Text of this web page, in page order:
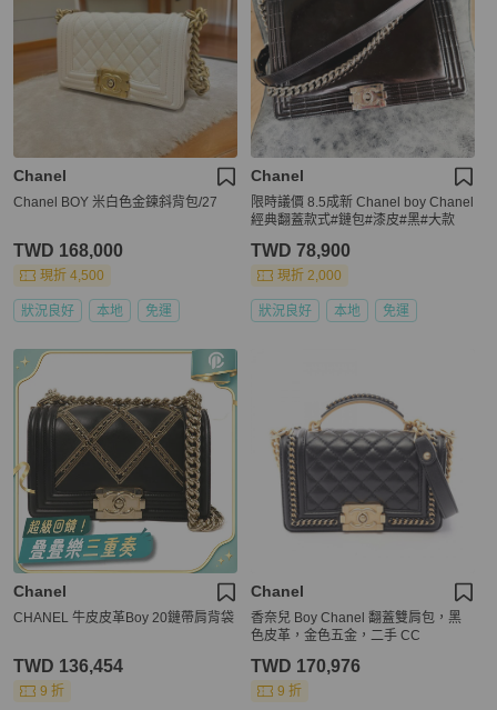
Chanel
Chanel BOY 米白色金鍊斜背包/27
TWD 168,000
現折 4,500
狀況良好 本地 免運
Chanel
限時議價 8.5成新 Chanel boy Chanel
經典翻蓋款式#鏈包#漆皮#黑#大款
TWD 78,900
現折 2,000
狀況良好 本地 免運
Chanel
CHANEL 牛皮皮革Boy 20鏈帶肩背袋
TWD 136,454
9 折
Chanel
香奈兒 Boy Chanel 翻蓋雙肩包，黑
色皮革，金色五金，二手 CC
TWD 170,976
9 折